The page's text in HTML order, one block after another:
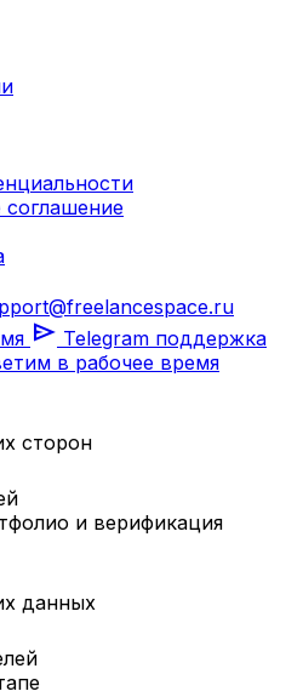
соглашение
send Telegram поддержка
в рабочее время
сторон
и верификация
данных